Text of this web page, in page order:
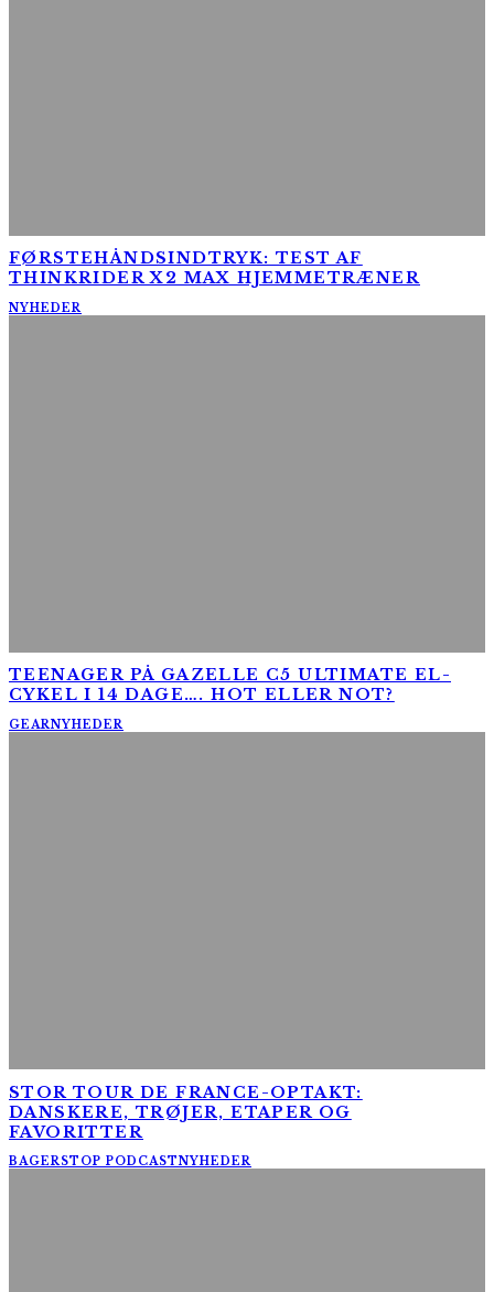
FØRSTEHÅNDSINDTRYK: TEST AF
THINKRIDER X2 MAX HJEMMETRÆNER
NYHEDER
TEENAGER PÅ GAZELLE C5 ULTIMATE EL-
CYKEL I 14 DAGE…. HOT ELLER NOT?
GEARNYHEDER
STOR TOUR DE FRANCE-OPTAKT:
DANSKERE, TRØJER, ETAPER OG
FAVORITTER
BAGERSTOP PODCASTNYHEDER